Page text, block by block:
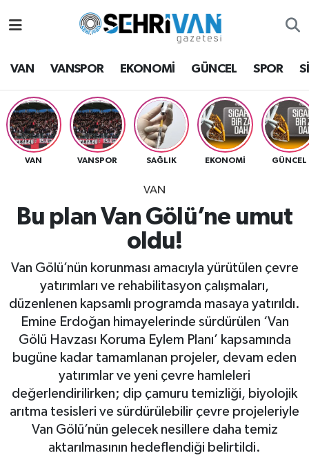
VAN VANSPOR EKONOMİ GÜNCEL SPOR
VAN VANSPOR SAĞLIK EKONOMİ GÜNCEL
VAN
Bu plan Van Gölü’ne umut
oldu!
Van Gölü’nün korunması amacıyla yürütülen çevre
yatırımları ve rehabilitasyon çalışmaları,
düzenlenen kapsamlı programda masaya yatırıldı.
Emine Erdoğan himayelerinde sürdürülen ‘Van
Gölü Havzası Koruma Eylem Planı’ kapsamında
bugüne kadar tamamlanan projeler, devam eden
yatırımlar ve yeni çevre hamleleri
değerlendirilirken; dip çamuru temizliği, biyolojik
arıtma tesisleri ve sürdürülebilir çevre projeleriyle
Van Gölü’nün gelecek nesillere daha temiz
aktarılmasının hedeflendiği belirtildi.
Van Hava Durumu
VAN Namaz Vakitleri
Van Trafik Yoğunluk Haritası
Süper Lig Puan Durumu ve Fikstür
Tüm Manşetler
Son Dakika Haberleri
Haber Arşivi